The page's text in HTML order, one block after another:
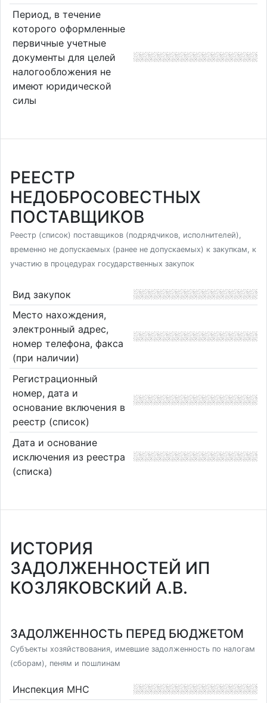
Период, в течение
которого оформленные
первичные учетные
документы для целей
налогообложения не
имеют юридической
силы
РЕЕСТР
НЕДОБРОСОВЕСТНЫХ
ПОСТАВЩИКОВ
Реестр (список) поставщиков (подрядчиков, исполнителей),
временно не допускаемых (ранее не допускаемых) к закупкам, к
участию в процедурах государственных закупок
Вид закупок
Место нахождения,
электронный адрес,
номер телефона, факса
(при наличии)
Регистрационный
номер, дата и
основание включения в
реестр (список)
Дата и основание
исключения из реестра
(списка)
ИСТОРИЯ
ЗАДОЛЖЕННОСТЕЙ ИП
КОЗЛЯКОВСКИЙ А.В.
ЗАДОЛЖЕННОСТЬ ПЕРЕД БЮДЖЕТОМ
Субъекты хозяйствования, имевшие задолженность по налогам
(сборам), пеням и пошлинам
Инспекция МНС